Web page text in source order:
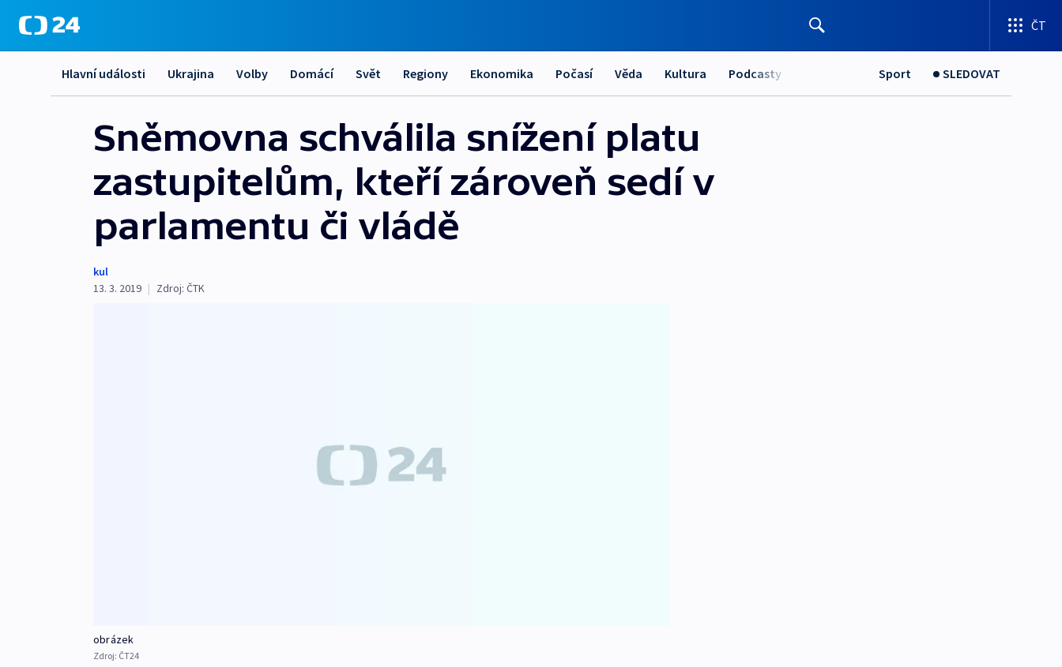
ČT
Hlavní události Ukrajina Volby Domácí Svět Regiony Ekonomika Počasí Věda Kultura Podcasty Sport SLEDOVAT
Sněmovna schválila snížení platu
zastupitelům, kteří zároveň sedí v
parlamentu či vládě
kul
13. 3. 2019 | Zdroj: ČTK
obrázek
Zdroj: ČT24